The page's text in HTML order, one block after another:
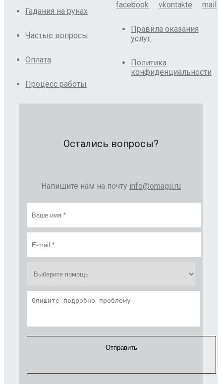
Гадания на рунах
Частые вопросы
Оплата
Процесс работы
Правила оказания
услуг
Политика
конфиденциальности
Остались вопросы?
Напишите нам на почту info@omagii.ru